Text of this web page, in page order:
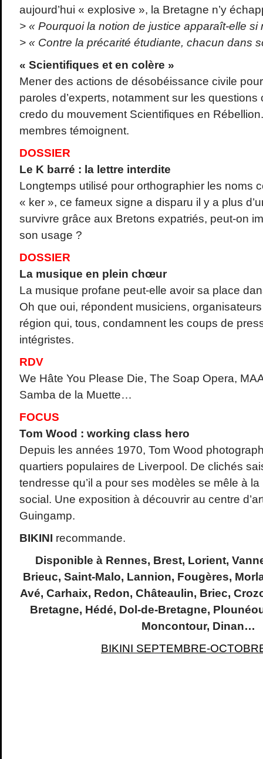
aujourd’hui « explosive », la Bretagne n’y
> « Pourquoi la notion de justice apparaît-elle si
> « Contre la précarité étudiante, chacun dans
« Scientifiques et en colère »
Mener des actions de désobéissance civile
paroles d’experts, notamment sur les questions
credo du mouvement Scientifiques en
membres témoignent.
DOSSIER
Le K barré : la lettre interdite
Longtemps utilisé pour orthographier les noms
« ker », ce fameux signe a disparu il y a plus
survivre grâce aux Bretons expatriés, peut-on
son usage ?
DOSSIER
La musique en plein chœur
La musique profane peut-elle avoir sa place
Oh que oui, répondent musiciens,
région qui, tous, condamnent les coups de
intégristes.
RDV
We Hâte You Please Die, The Soap Opera,
Samba de la Muette…
FOCUS
Tom Wood : working class hero
Depuis les années 1970, Tom Wood
quartiers populaires de Liverpool. De clichés
tendresse qu’il a pour ses modèles se mêle à
social. Une exposition à découvrir au centre
Guingamp.
BIKINI recommande.
Disponible à Rennes, Brest, Lorient,
Brieuc, Saint-Malo, Lannion, Fougères,
Avé, Carhaix, Redon, Châteaulin, Briec,
Bretagne, Hédé, Dol-de-Bretagne,
Moncontour, Dinan…
BIKINI SEPTEMBRE-